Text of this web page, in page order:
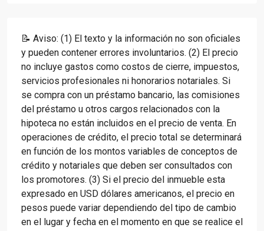
📝 Aviso: (1) El texto y la información no son oficiales
y pueden contener errores involuntarios. (2) El precio
no incluye gastos como costos de cierre, impuestos,
servicios profesionales ni honorarios notariales. Si
se compra con un préstamo bancario, las comisiones
del préstamo u otros cargos relacionados con la
hipoteca no están incluidos en el precio de venta. En
operaciones de crédito, el precio total se determinará
en función de los montos variables de conceptos de
crédito y notariales que deben ser consultados con
los promotores. (3) Si el precio del inmueble esta
expresado en USD dólares americanos, el precio en
pesos puede variar dependiendo del tipo de cambio
en el lugar y fecha en el momento en que se realice el